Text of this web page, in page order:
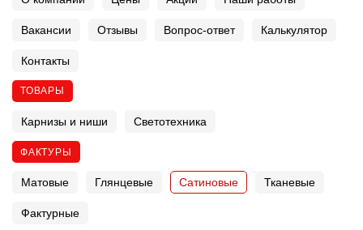
Вакансии Отзывы Вопрос-ответ Калькулятор
Контакты
ТОВАРЫ
Карнизы и ниши Светотехника
ФАКТУРЫ
Матовые Глянцевые Сатиновые Тканевые
Фактурные